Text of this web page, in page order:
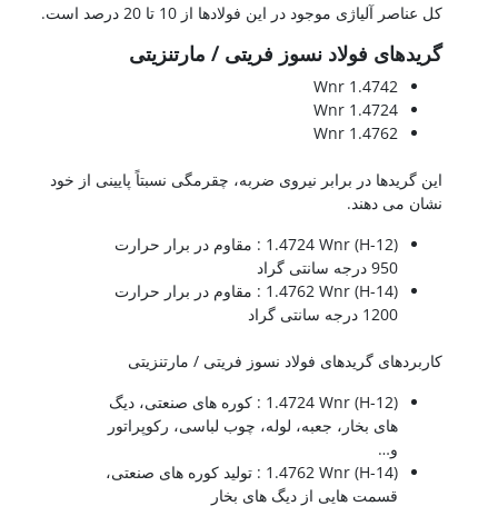
کل عناصر آلیاژی موجود در این فولادها از 10 تا 20 درصد است.
گریدهای فولاد نسوز فریتی / مارتنزیتی
1.4742 Wnr
1.4724 Wnr
1.4762 Wnr
این گریدها در برابر نیروی ضربه، چقرمگی نسبتاً پایینی از خود
نشان می دهند.
(12-H) 1.4724 Wnr : مقاوم در برار حرارت
950 درجه سانتی گراد
(14-H) 1.4762 Wnr : مقاوم در برار حرارت
1200 درجه سانتی گراد
کاربردهای گریدهای فولاد نسوز فریتی / مارتنزیتی
(12-H) 1.4724 Wnr : کوره های صنعتی، دیگ
های بخار، جعبه، لوله، چوب لباسی، رکوپراتور
و…
(14-H) 1.4762 Wnr : تولید کوره های صنعتی،
قسمت هایی از دیگ های بخار